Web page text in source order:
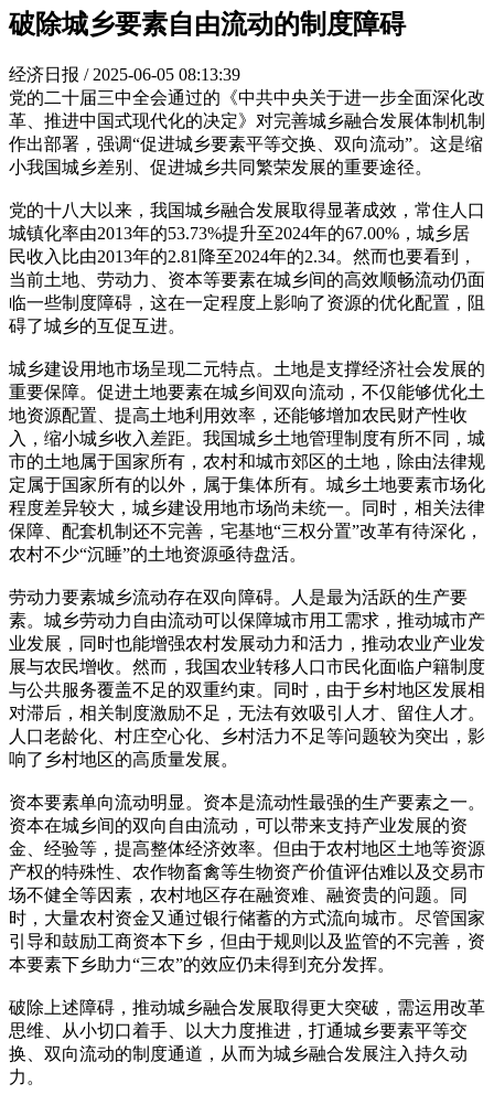
破除城乡要素自由流动的制度障碍
经济日报 / 2025-06-05 08:13:39
党的二十届三中全会通过的《中共中央关于进一步全面深化改
革、推进中国式现代化的决定》对完善城乡融合发展体制机制
作出部署，强调“促进城乡要素平等交换、双向流动”。这是缩
小我国城乡差别、促进城乡共同繁荣发展的重要途径。
党的十八大以来，我国城乡融合发展取得显著成效，常住人口
城镇化率由2013年的53.73%提升至2024年的67.00%，城乡居
民收入比由2013年的2.81降至2024年的2.34。然而也要看到，
当前土地、劳动力、资本等要素在城乡间的高效顺畅流动仍面
临一些制度障碍，这在一定程度上影响了资源的优化配置，阻
碍了城乡的互促互进。
城乡建设用地市场呈现二元特点。土地是支撑经济社会发展的
重要保障。促进土地要素在城乡间双向流动，不仅能够优化土
地资源配置、提高土地利用效率，还能够增加农民财产性收
入，缩小城乡收入差距。我国城乡土地管理制度有所不同，城
市的土地属于国家所有，农村和城市郊区的土地，除由法律规
定属于国家所有的以外，属于集体所有。城乡土地要素市场化
程度差异较大，城乡建设用地市场尚未统一。同时，相关法律
保障、配套机制还不完善，宅基地“三权分置”改革有待深化，
农村不少“沉睡”的土地资源亟待盘活。
劳动力要素城乡流动存在双向障碍。人是最为活跃的生产要
素。城乡劳动力自由流动可以保障城市用工需求，推动城市产
业发展，同时也能增强农村发展动力和活力，推动农业产业发
展与农民增收。然而，我国农业转移人口市民化面临户籍制度
与公共服务覆盖不足的双重约束。同时，由于乡村地区发展相
对滞后，相关制度激励不足，无法有效吸引人才、留住人才。
人口老龄化、村庄空心化、乡村活力不足等问题较为突出，影
响了乡村地区的高质量发展。
资本要素单向流动明显。资本是流动性最强的生产要素之一。
资本在城乡间的双向自由流动，可以带来支持产业发展的资
金、经验等，提高整体经济效率。但由于农村地区土地等资源
产权的特殊性、农作物畜禽等生物资产价值评估难以及交易市
场不健全等因素，农村地区存在融资难、融资贵的问题。同
时，大量农村资金又通过银行储蓄的方式流向城市。尽管国家
引导和鼓励工商资本下乡，但由于规则以及监管的不完善，资
本要素下乡助力“三农”的效应仍未得到充分发挥。
破除上述障碍，推动城乡融合发展取得更大突破，需运用改革
思维、从小切口着手、以大力度推进，打通城乡要素平等交
换、双向流动的制度通道，从而为城乡融合发展注入持久动
力。